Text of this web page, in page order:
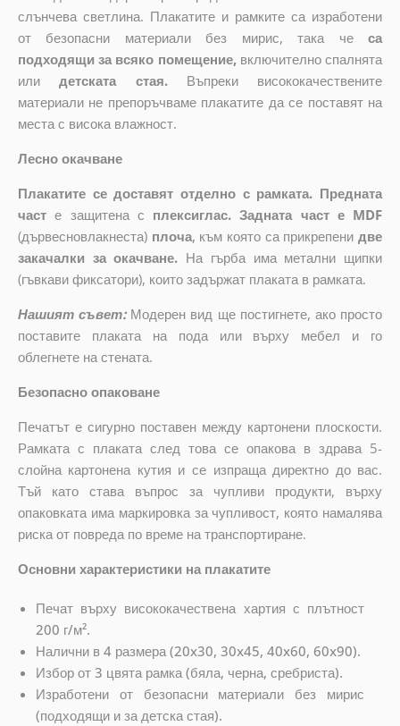
слънчева светлина. Плакатите и рамките са изработени
от безопасни материали без мирис, така че
са
подходящи за всяко помещение, включително спалнята
или
детската стая.
Въпреки висококачествените
материали не препоръчваме плакатите да се поставят на
места с висока влажност.
Лесно окачване
Плакатите се доставят отделно с рамката. Предната
част е защитена с плексиглас. Задната част е MDF
(дървесновлакнеста) плоча, към която са прикрепени две
закачалки за окачване. На гърба има метални щипки
(гъвкави фиксатори), които задържат плаката в рамката.
Нашият съвет: Модерен вид ще постигнете, ако просто
поставите плаката на пода или върху мебел и го
облегнете на стената.
Безопасно опаковане
Печатът е сигурно поставен между картонени плоскости.
Рамката с плаката след това се опакова в здрава 5-
слойна картонена кутия и се изпраща директно до вас.
Тъй като става въпрос за чупливи продукти, върху
опаковката има маркировка за чупливост, която намалява
риска от повреда по време на транспортиране.
Основни характеристики на плакатите
Печат върху висококачествена хартия с плътност
200 г/м².
Налични в 4 размера (20x30, 30x45, 40x60, 60x90).
Избор от 3 цвята рамка (бяла, черна, сребриста).
Изработени от безопасни материали без мирис
(подходящи и за детска стая).